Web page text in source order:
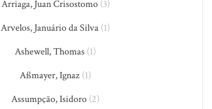
Arriaga, Juan Crisostomo(3)
Arvelos, Januário da Silva (1)
Ashewell, Thomas (1)
Aßmayer, Ignaz (1)
Assumpção, Isidoro (2)